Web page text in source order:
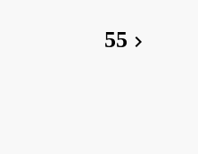
55 chevron_right